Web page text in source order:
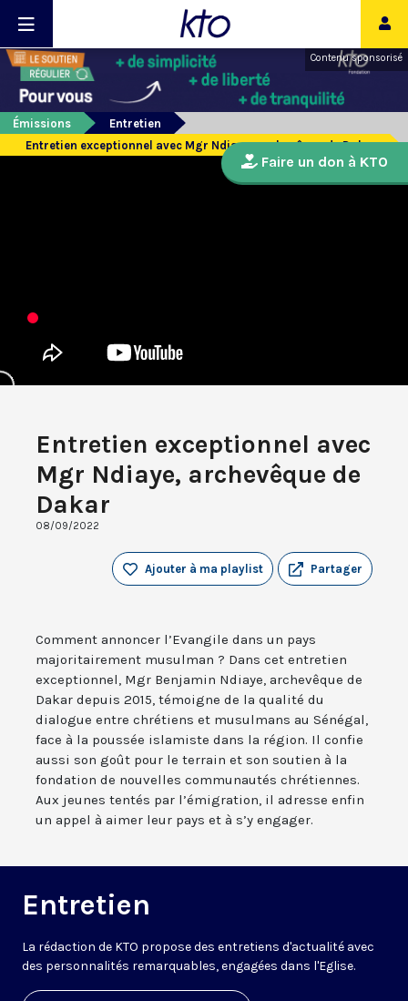
Contenu sponsorisé
Émissions
Entretien
Entretien exceptionnel avec Mgr Ndiaye, archevêque de Dakar
Entretien exceptionnel avec
Mgr Ndiaye, archevêque de
Dakar
08/09/2022
Partager
Ajouter à ma playlist
Comment annoncer l’Evangile dans un pays
majoritairement musulman ? Dans cet entretien
exceptionnel, Mgr Benjamin Ndiaye, archevêque de
Dakar depuis 2015, témoigne de la qualité du
dialogue entre chrétiens et musulmans au Sénégal,
face à la poussée islamiste dans la région. Il confie
aussi son goût pour le terrain et son soutien à la
fondation de nouvelles communautés chrétiennes.
Aux jeunes tentés par l’émigration, il adresse enfin
un appel à aimer leur pays et à s’y engager.
Entretien
La rédaction de KTO propose des entretiens d'actualité avec
des personnalités remarquables, engagées dans l'Eglise.
Faire un don à KTO